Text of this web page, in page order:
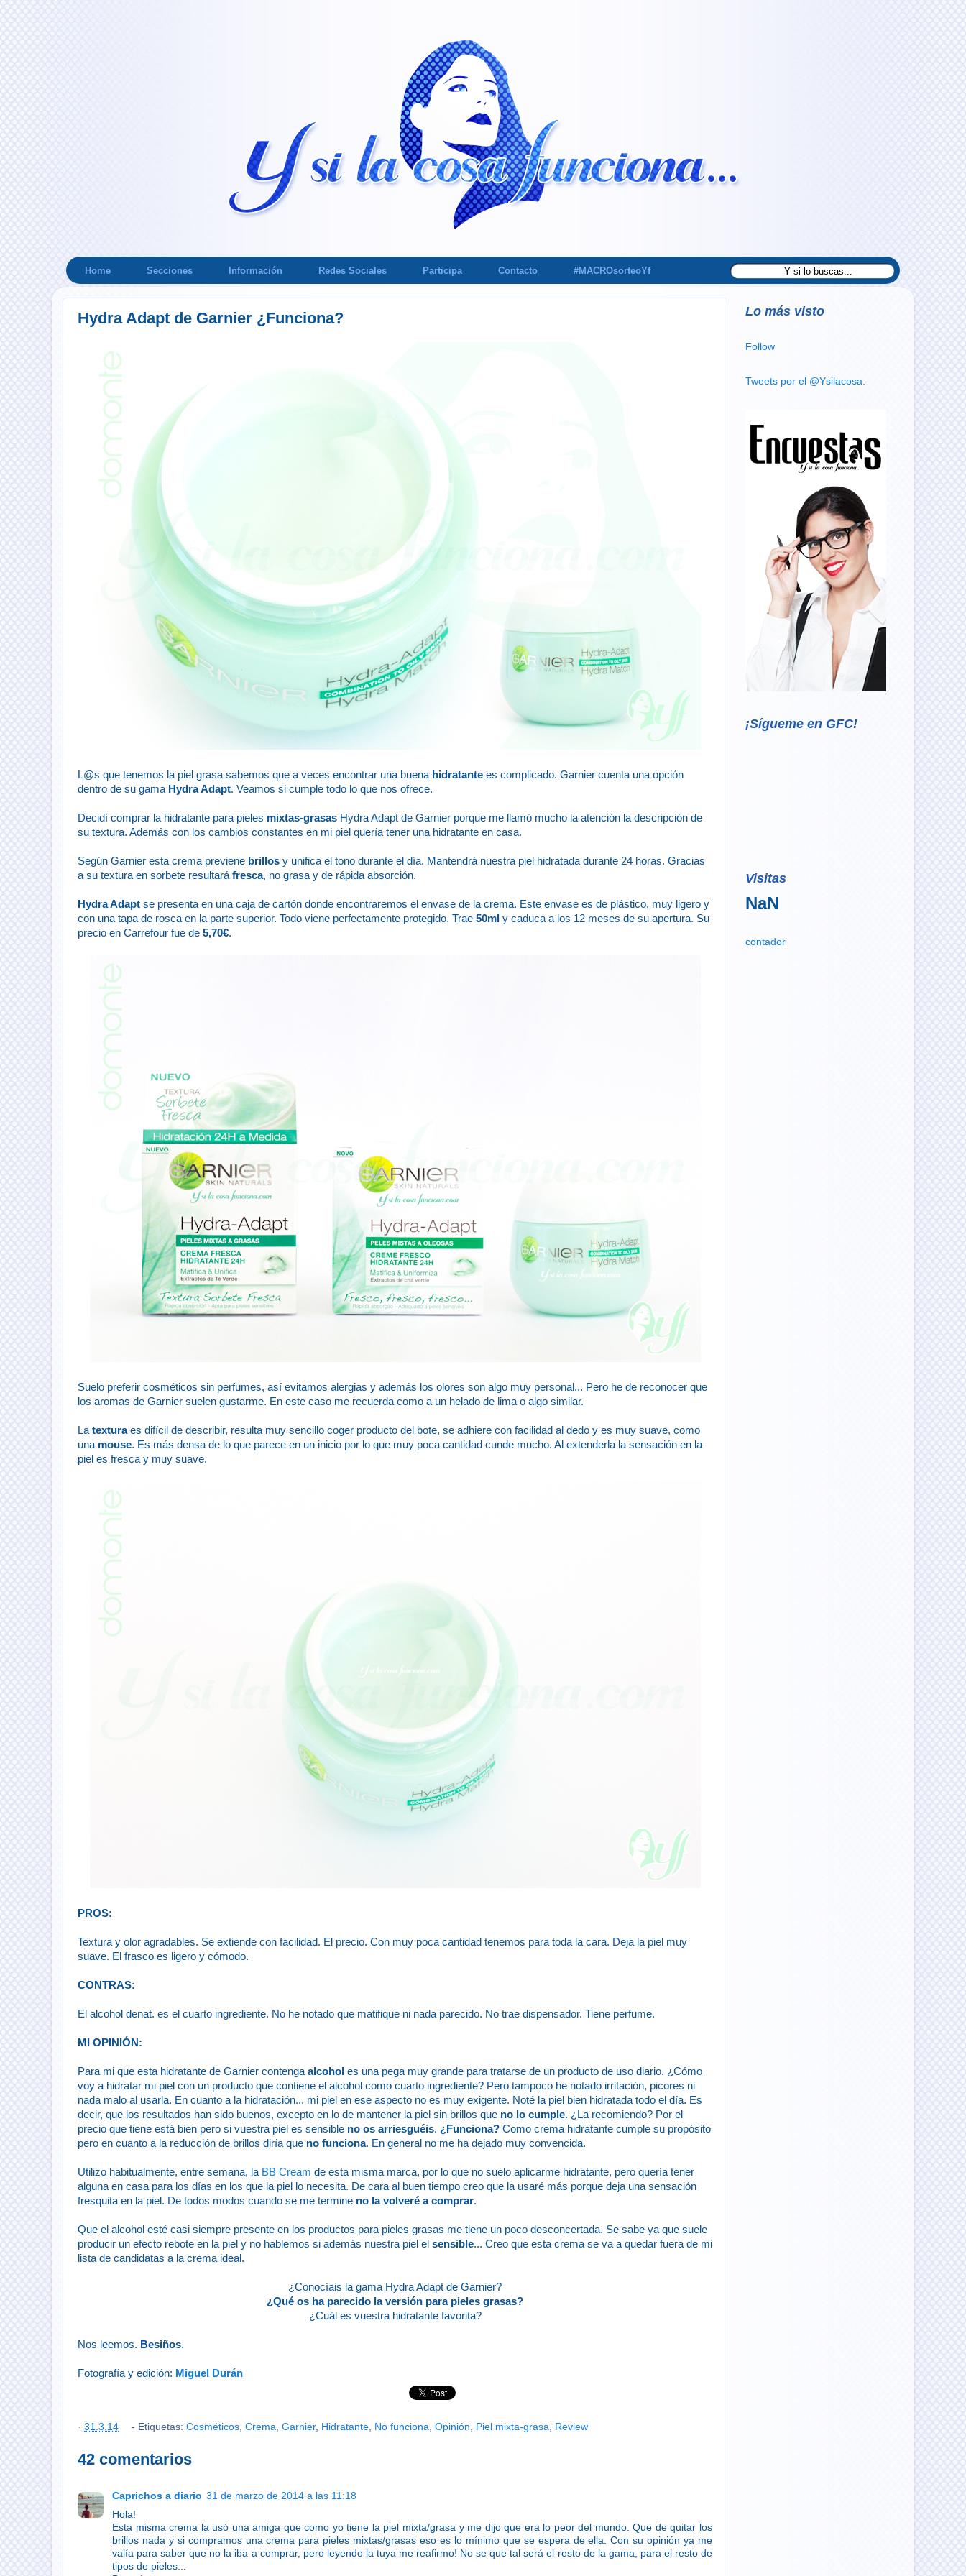
Home Secciones Información Redes Sociales Participa Contacto #MACROsorteoYf
Hydra Adapt de Garnier ¿Funciona?
L@s que tenemos la piel grasa sabemos que a veces encontrar una buena hidratante es complicado. Garnier cuenta una opción
dentro de su gama Hydra Adapt. Veamos si cumple todo lo que nos ofrece.
Decidí comprar la hidratante para pieles mixtas-grasas Hydra Adapt de Garnier porque me llamó mucho la atención la descripción de
su textura. Además con los cambios constantes en mi piel quería tener una hidratante en casa.
Según Garnier esta crema previene brillos y unifica el tono durante el día. Mantendrá nuestra piel hidratada durante 24 horas. Gracias
a su textura en sorbete resultará fresca, no grasa y de rápida absorción.
Hydra Adapt se presenta en una caja de cartón donde encontraremos el envase de la crema. Este envase es de plástico, muy ligero y
con una tapa de rosca en la parte superior. Todo viene perfectamente protegido. Trae 50ml y caduca a los 12 meses de su apertura. Su
precio en Carrefour fue de 5,70€.
Suelo preferir cosméticos sin perfumes, así evitamos alergias y además los olores son algo muy personal... Pero he de reconocer que
los aromas de Garnier suelen gustarme. En este caso me recuerda como a un helado de lima o algo similar.
La texturaes difícil de describir, resulta muy sencillo coger producto del bote, se adhiere con facilidad al dedo y es muy suave, como
una mouse. Es más densa de lo que parece en un inicio por lo que muy poca cantidad cunde mucho. Al extenderla la sensación en la
piel es fresca y muy suave.
PROS:
Textura y olor agradables. Se extiende con facilidad. El precio. Con muy poca cantidad tenemos para toda la cara. Deja la piel muy
suave. El frasco es ligero y cómodo.
CONTRAS:
El alcohol denat. es el cuarto ingrediente. No he notado que matifique ni nada parecido. No trae dispensador. Tiene perfume.
MI OPINIÓN:
Para mi que esta hidratante de Garnier contenga alcohol es una pega muy grande para tratarse de un producto de uso diario. ¿Cómo
voy a hidratar mi piel con un producto que contiene el alcohol como cuarto ingrediente? Pero tampoco he notado irritación, picores ni
nada malo al usarla. En cuanto a la hidratación... mi piel en ese aspecto no es muy exigente. Noté la piel bien hidratada todo el día. Es
decir, que los resultados han sido buenos, excepto en lo de mantener la piel sin brillos que no lo cumple. ¿La recomiendo? Por el
precio que tiene está bien pero si vuestra piel es sensible no os arriesguéis. ¿Funciona? Como crema hidratante cumple su propósito
pero en cuanto a la reducción de brillos diría que no funciona. En general no me ha dejado muy convencida.
Utilizo habitualmente, entre semana, la BB Cream de esta misma marca, por lo que no suelo aplicarme hidratante, pero quería tener
alguna en casa para los días en los que la piel lo necesita. De cara al buen tiempo creo que la usaré más porque deja una sensación
fresquita en la piel. De todos modos cuando se me termine no la volveré a comprar.
Que el alcohol esté casi siempre presente en los productos para pieles grasas me tiene un poco desconcertada. Se sabe ya que suele
producir un efecto rebote en la piel y no hablemos si además nuestra piel el sensible... Creo que esta crema se va a quedar fuera de mi
lista de candidatas a la crema ideal.
¿Conocíais la gama Hydra Adapt de Garnier?
¿Qué os ha parecido la versión para pieles grasas?
¿Cuál es vuestra hidratante favorita?
Nos leemos. Besiños.
Fotografía y edición: Miguel Durán
· 31.3.14 - Etiquetas: Cosméticos, Crema Garnier, Hidratante, No funciona Opinión Piel mixta-grasa Review
42 comentarios
Caprichos a diario 31 de marzo de 2014 a las 11:18
Hola!
Esta misma crema la usó una amiga que como yo tiene la piel mixta/grasa y me dijo que era lo peor del mundo. Que de quitar los
brillos nada y si compramos una crema para pieles mixtas/grasas eso es lo mínimo que se espera de ella. Con su opinión ya me
valía para saber que no la iba a comprar, pero leyendo la tuya me reafirmo! No se que tal será el resto de la gama, para el resto de
tipos de pieles...
Lo más visto
Follow
Tweets por el @Ysilacosa.
¡Sígueme en GFC!
Visitas
NaN
contador